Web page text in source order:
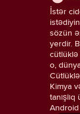
İstər
sözün
yerdir.
cütlüklə
o,
Kimya